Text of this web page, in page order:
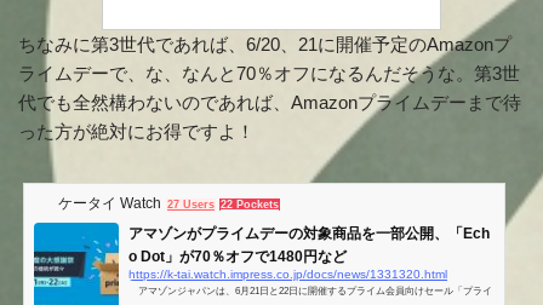
ちなみに第3世代であれば、6/20、21に開催予定のAmazonプ
ライムデーで、な、なんと70％オフになるんだそうな。第3世
代でも全然構わないのであれば、Amazonプライムデーまで待
った方が絶対にお得ですよ！
ケータイ Watch 27 Users 22 Pockets
アマゾンがプライムデーの対象商品を一部公開、「Ech
o Dot」が70％オフで1480円など
https://k-tai.watch.impress.co.jp/docs/news/1331320.html
アマゾンジャパンは、6月21日と22日に開催するプライム会員向けセール「プライ